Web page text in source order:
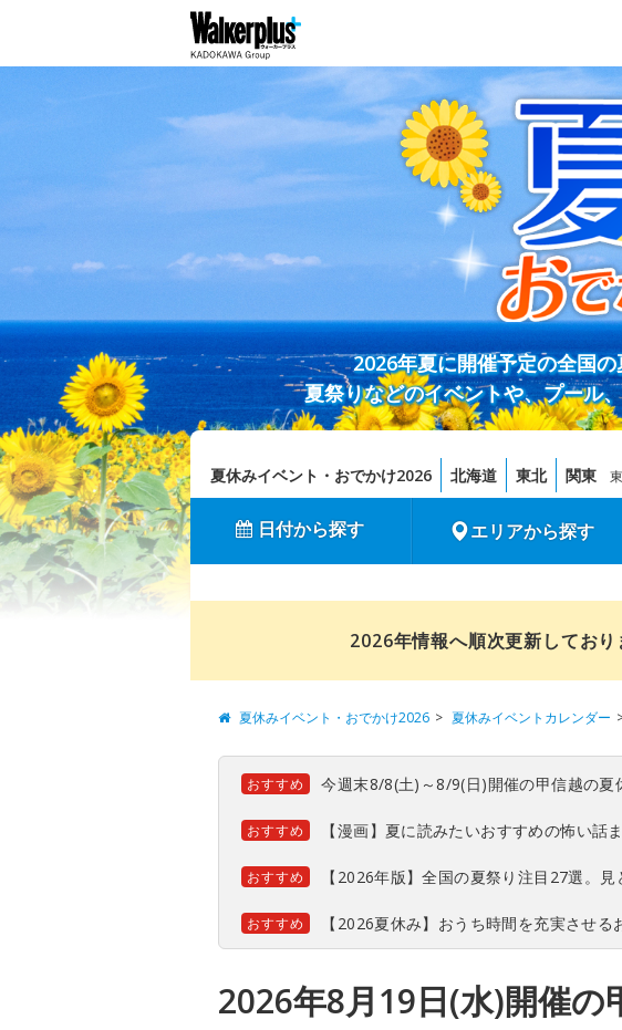
2026年夏に開催予定の全国
夏祭りなどのイベントや、プール
夏休みイベント・おでかけ2026 北海道 東北 関東
日付から探す エリアから探す
2026年情報へ順次更新してお
夏休みイベント・おでかけ2026 夏休みイベントカレンダー
おすすめ 今週末8/8(土)～8/9(日)開催の甲信越の夏
おすすめ 【漫画】夏に読みたいおすすめの怖い話
おすすめ 【2026年版】全国の夏祭り注目27選。見
おすすめ 【2026夏休み】おうち時間を充実させ
2026年8月19日(水)開催